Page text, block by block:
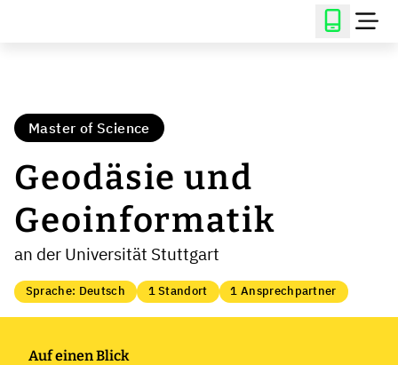
Master of Science
Geodäsie und
Geoinformatik
an der Universität Stuttgart
Sprache: Deutsch 1 Standort 1 Ansprechpartner
Auf einen Blick